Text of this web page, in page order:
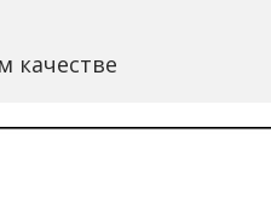
качестве